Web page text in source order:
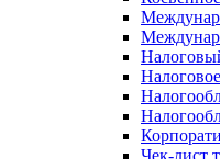
Чек-лист